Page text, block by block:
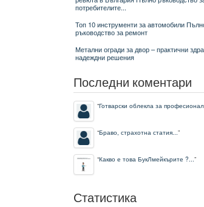
потребителите...
Топ 10 инструменти за автомобили
ръководство за ремонт
Метални огради за двор – практични
надеждни решения
Последни коментари
“Готварски облекла за
“Браво, страхотна статия...”
“Какво е това БукЛмейкърите ?...”
Статистика